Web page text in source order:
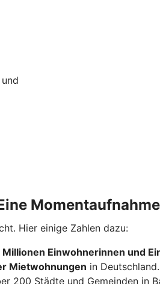
Momentaufnahme
Hier einige Zahlen dazu:
Einwohnerinnen und
Mietwohnungen in Deutschland.
Städte und Gemeinden in